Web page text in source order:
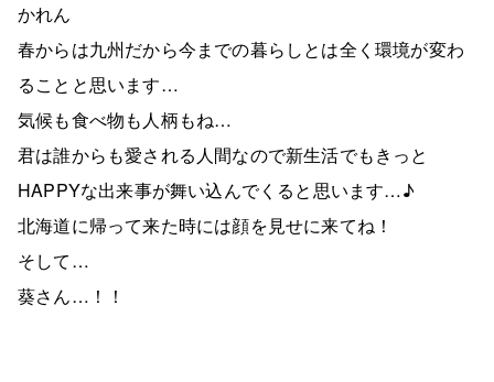
かれん
春からは九州だから今までの暮らしとは全く環境が変わ
ることと思います…
気候も食べ物も人柄もね…
君は誰からも愛される人間なので新生活でもきっと
HAPPYな出来事が舞い込んでくると思います…♪
北海道に帰って来た時には顔を見せに来てね！
そして…
葵さん…！！